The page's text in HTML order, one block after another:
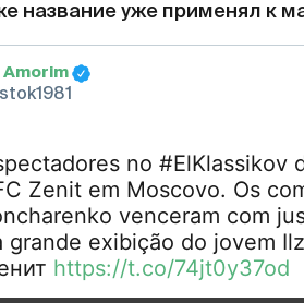
название уже применял к
Amorim
no #ElKlassikov
Zenit em Moscovo. Os
venceram com
grande exibição do jovem
https://t.co/74jt0y37od